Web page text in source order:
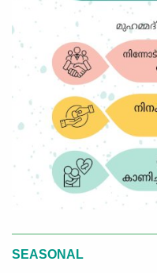
SEASONAL